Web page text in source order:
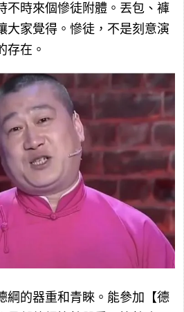
不時來個慘徒附體。丟包、褲
大家覺得。慘徒，不是刻意演
存在。
綱的器重和青睞。能參加【德